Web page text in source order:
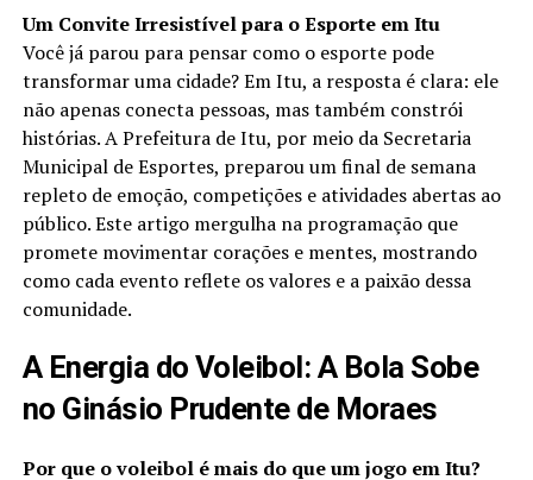
Um Convite Irresistível para o Esporte em Itu
Você já parou para pensar como o esporte pode
transformar uma cidade? Em Itu, a resposta é clara: ele
não apenas conecta pessoas, mas também constrói
histórias. A Prefeitura de Itu, por meio da Secretaria
Municipal de Esportes, preparou um final de semana
repleto de emoção, competições e atividades abertas ao
público. Este artigo mergulha na programação que
promete movimentar corações e mentes, mostrando
como cada evento reflete os valores e a paixão dessa
comunidade.
A Energia do Voleibol: A Bola Sobe
no Ginásio Prudente de Moraes
Por que o voleibol é mais do que um jogo em Itu?